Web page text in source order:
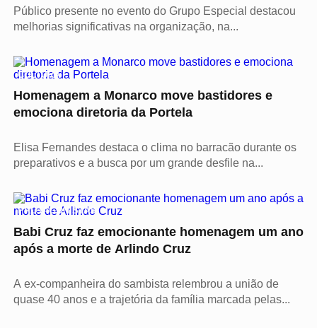
Público presente no evento do Grupo Especial destacou
melhorias significativas na organização, na...
CULTURA
Homenagem a Monarco move bastidores e
emociona diretoria da Portela
Elisa Fernandes destaca o clima no barracão durante os
preparativos e a busca por um grande desfile na...
PROTAGONISTAS
Babi Cruz faz emocionante homenagem um ano
após a morte de Arlindo Cruz
A ex-companheira do sambista relembrou a união de
quase 40 anos e a trajetória da família marcada pelas...